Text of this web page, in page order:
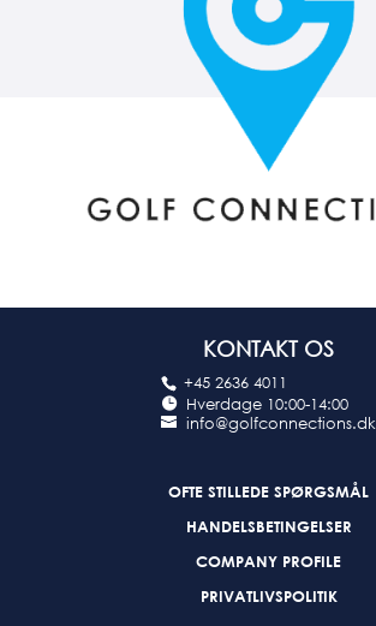
KONTAKT OS
+45 2636 4011
Hverdage 10:00-14:00
info@golfconnections.dk
OFTE STILLEDE SPØRGSMÅL
HANDELSBETINGELSER
COMPANY PROFILE
PRIVATLIVSPOLITIK